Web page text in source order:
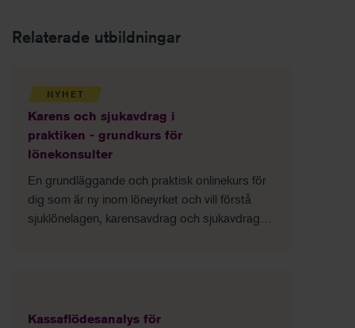
Relaterade utbildningar
NYHET
Karens och sjukavdrag i
praktiken - grundkurs för
lönekonsulter
En grundläggande och praktisk onlinekurs för
dig som är ny inom löneyrket och vill förstå
sjuklönelagen, karensavdrag och sjukavdrag –
Trygg start för dig som är ny lönekonsult
Kassaflödesanalys för